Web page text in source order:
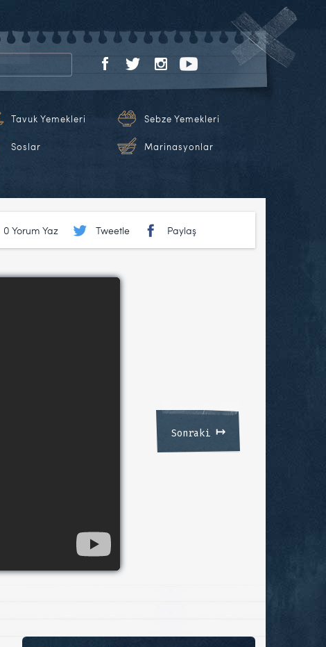
Tavuk Yemekleri Sebze Yemekleri
Soslar Marinasyonlar
0 Yorum Yaz Tweetle Paylaş
Sonraki ↦